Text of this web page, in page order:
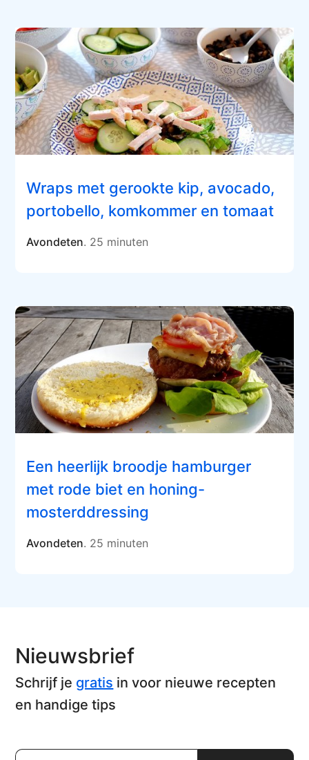
Wraps met gerookte kip, avocado,
portobello, komkommer en tomaat
Avondeten. 25 minuten
Een heerlijk broodje hamburger
met rode biet en honing-
mosterddressing
Avondeten. 25 minuten
Nieuwsbrief
Schrijf je gratis in voor nieuwe recepten
en handige tips